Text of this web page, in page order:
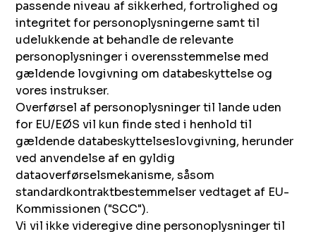
passende niveau af sikkerhed, fortrolighed og
integritet for personoplysningerne samt til
udelukkende at behandle de relevante
personoplysninger i overensstemmelse med
gældende lovgivning om databeskyttelse og
vores instrukser.
Overførsel af personoplysninger til lande uden
for EU/EØS vil kun finde sted i henhold til
gældende databeskyttelseslovgivning, herunder
ved anvendelse af en gyldig
dataoverførselsmekanisme, såsom
standardkontraktbestemmelser vedtaget af EU-
Kommissionen ("SCC").
Vi vil ikke videregive dine personoplysninger til